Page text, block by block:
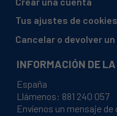
BAUKNECHT, WAPC
BAUKNECHT, WAPC
BAUKNECHT, WAPC
Tus ajustes de cookies
Cancelar o devolver
INFORMACIÓN DE
España
Llámenos: 881 240 057
Envíenos un mensaje